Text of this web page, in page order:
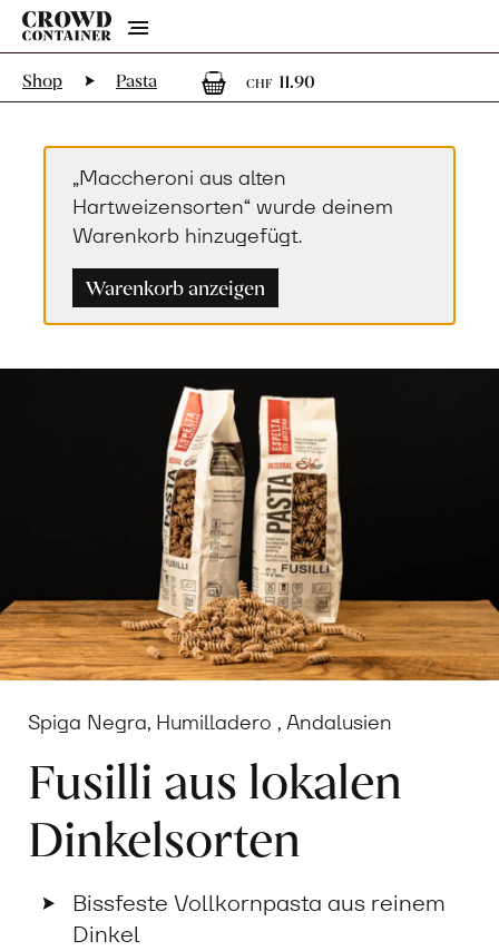
Menu
Shop Pasta
CHF 11.901 Artikel im
„Maccheroni aus alten
Hartweizensorten“ wurde deinem
Warenkorb hinzugefügt.
Warenkorb anzeigen
Spiga Negra, Humilladero , Andalusien
Fusilli aus lokalen
Dinkelsorten
Bissfeste Vollkornpasta aus reinem
Dinkel